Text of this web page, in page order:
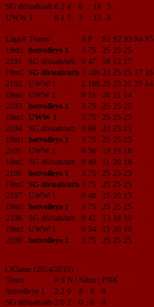
SG dö/uab/arb 6 2 4 6 : 14
5
UWW 1
6 1 5 5 : 15 4
Liga/# Teams S P S1 S2 S3 S4 S5
19m1
hotvolleys 1 3 75 25 25 25
2101
SG dö/uab/arb 0 47 18 12 17
19m1
SG dö/uab/arb 3 106 23 25 25 17 16
2102
UWW 1 2 108 25 23 21 25 14
19m1
UWW 1 0 51 16 21 14
2103
hotvolleys 1 3 75 25 25 25
19m1
UWW 1 3 75 25 25 25
2104
SG dö/uab/arb 0 69 23 23 23
19m1
hotvolleys 1 3 75 25 25 25
2105
UWW 1 0 56 19 19 18
19m1
SG dö/uab/arb 0 49 11 20 18
2106
hotvolleys 1 3 75 25 25 25
19m1
SG dö/uab/arb 3 75 25 25 25
2107
UWW 1 0 48 15 20 13
19m1
hotvolleys 1 3 75 25 25 25
2108
SG dö/uab/arb 0 41 13 18 10
19m1
UWW 1 0 54 15 20 19
2109
hotvolleys 1 3 75 25 25 25
1.Klasse (2014/2015)
Team
# S N | Sätze | PNK
hotvolleys 1
2 2 0 6 : 0
6
SG dö/uab/arb 2 0 2 0 : 6 0